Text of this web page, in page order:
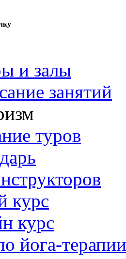
и залы
занятий
туров
курс
курс
йога-терапии